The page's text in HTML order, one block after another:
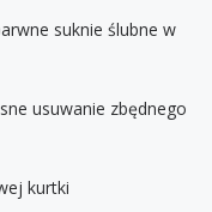
suknie ślubne w
usuwanie zbędnego
kurtki